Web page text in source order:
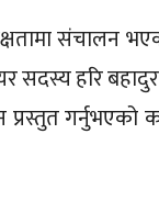
संचालन
हरि बहादुर
गर्नुभएको